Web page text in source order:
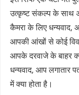
उत्कृष्ट संकल्प के साथ
कैमरा के लिए धन्यवाद,
आपकी आंखों से कोई
आपके दरवाजे के बाहर
धन्यवाद, आप लगातार
में क्या होता है।